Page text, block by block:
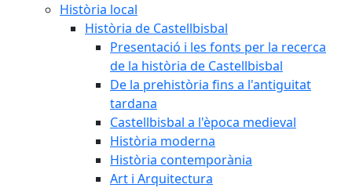
Història local
Història de Castellbisbal
Presentació i les fonts per la recerca
de la història de Castellbisbal
De la prehistòria fins a l'antiguitat
tardana
Castellbisbal a l'època medieval
Història moderna
Història contemporània
Art i Arquitectura